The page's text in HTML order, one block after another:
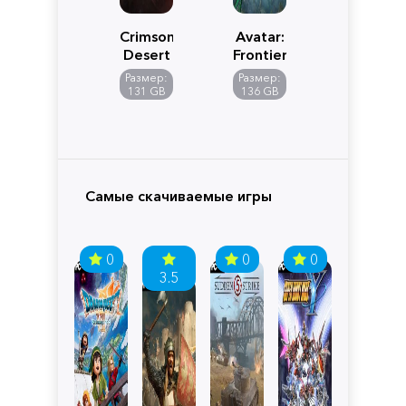
Crimson
Desert
Размер:
131 GB
Avatar:
Frontiers
of
Pandora
Размер:
136 GB
Самые скачиваемые игры
0
3.5
0 0